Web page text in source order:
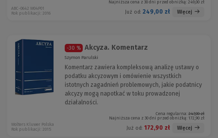
Najniższa cena z 30 dni przed obniżką: 249,00 zł
Już od: 249,00 zł Więcej
ABC-0642 W04P01
Rok publikacji: 2016
-30 % Akcyza. Komentarz
Szymon Parulski
Komentarz zawiera kompleksową analizę ustawy o
podatku akcyzowym i omówienie wszystkich
istotnych zagadnień problemowych, jakie podatnicy
akcyzy mogą napotkać w toku prowadzonej
działalności.
Cena regularna: 247,00 zł
Najniższa cena z 30 dni przed obniżką: 172,90 zł
Już od: 172,90 zł Więcej
Wolters Kluwer Polska
Rok publikacji: 2015